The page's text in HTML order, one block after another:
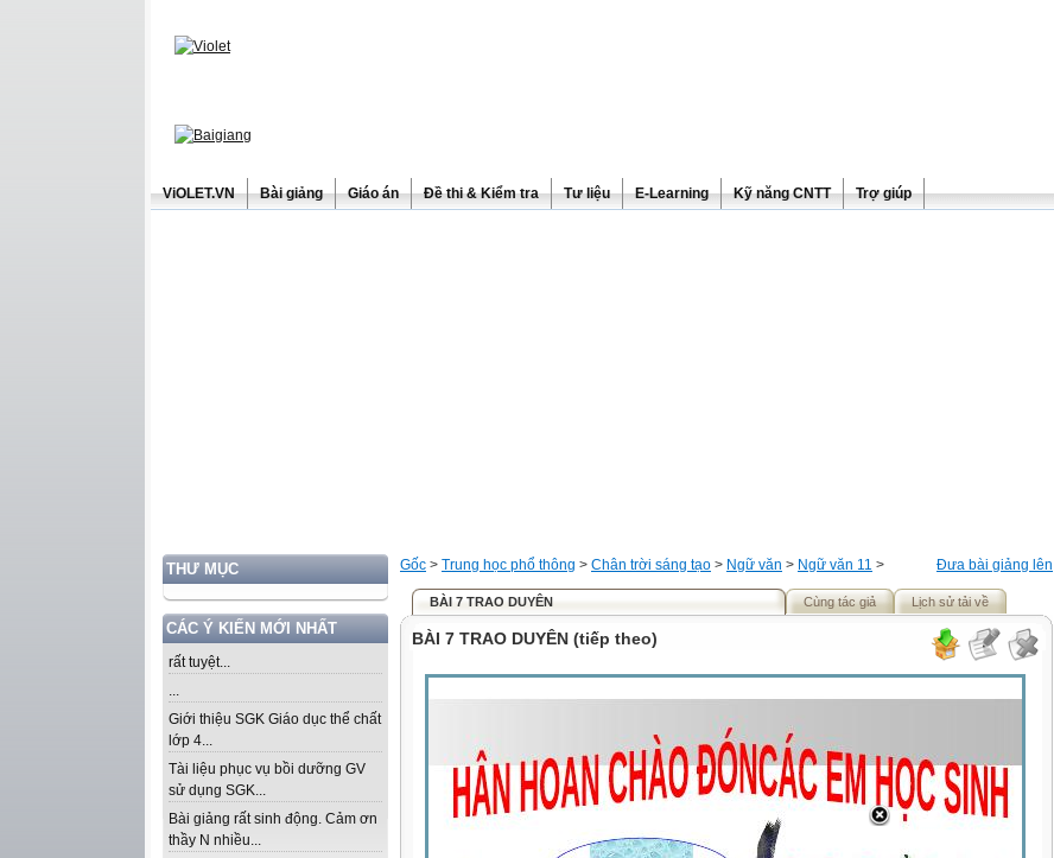
ViOLET.VN Bài giảng Giáo án Đề thi & Kiểm tra Tư liệu E-Learning Kỹ năng CNTT Trợ giúp
THƯ MỤC
CÁC Ý KIẾN MỚI NHẤT
rất tuyệt...
...
Giới thiệu SGK Giáo dục thể chất
lớp 4...
Tài liệu phục vụ bồi dưỡng GV
sử dụng SGK...
Bài giảng rất sinh động. Cảm ơn
thầy N nhiều...
Đưa bài giảng lên
Gốc > Trung học phổ thông > Chân trời sáng tạo > Ngữ văn > Ngữ văn 11 >
BÀI 7 TRAO DUYÊN Cùng tác giả Lịch sử tải về
BÀI 7 TRAO DUYÊN (tiếp theo)